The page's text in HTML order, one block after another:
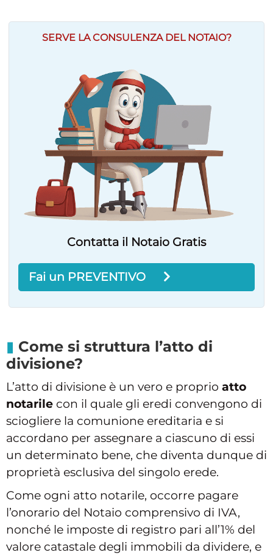
SERVE LA CONSULENZA DEL NOTAIO?
Contatta il Notaio Gratis
Fai un PREVENTIVO
Come si struttura l’atto di
divisione?
L’atto di divisione è un vero e proprio atto
notarile con il quale gli eredi convengono di
sciogliere la comunione ereditaria e si
accordano per assegnare a ciascuno di essi
un determinato bene, che diventa dunque di
proprietà esclusiva del singolo erede.
Come ogni atto notarile, occorre pagare
l’onorario del Notaio comprensivo di IVA,
nonché le imposte di registro pari all’1% del
valore catastale degli immobili da dividere, e